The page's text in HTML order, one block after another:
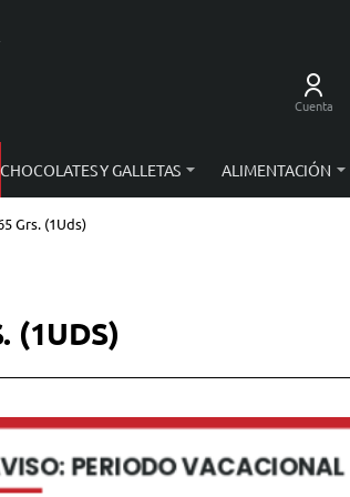
Cuenta
CHOCOLATES Y GALLETAS ALIMENTACIÓN
Grs. (1Uds)
(1UDS)